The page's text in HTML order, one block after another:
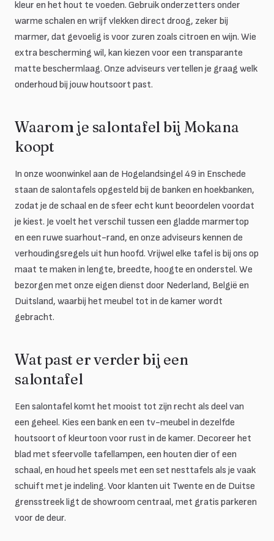
kleur en het hout te voeden. Gebruik onderzetters onder
warme schalen en wrijf vlekken direct droog, zeker bij
marmer, dat gevoelig is voor zuren zoals citroen en wijn. Wie
extra bescherming wil, kan kiezen voor een transparante
matte beschermlaag. Onze adviseurs vertellen je graag welk
onderhoud bij jouw houtsoort past.
Waarom je salontafel bij Mokana
koopt
In onze woonwinkel aan de Hogelandsingel 49 in Enschede
staan de salontafels opgesteld bij de banken en hoekbanken,
zodat je de schaal en de sfeer echt kunt beoordelen voordat
je kiest. Je voelt het verschil tussen een gladde marmertop
en een ruwe suarhout-rand, en onze adviseurs kennen de
verhoudingsregels uit hun hoofd. Vrijwel elke tafel is bij ons op
maat te maken in lengte, breedte, hoogte en onderstel. We
bezorgen met onze eigen dienst door Nederland, België en
Duitsland, waarbij het meubel tot in de kamer wordt
gebracht.
Wat past er verder bij een
salontafel
Een salontafel komt het mooist tot zijn recht als deel van
een geheel. Kies een bank en een tv-meubel in dezelfde
houtsoort of kleurtoon voor rust in de kamer. Decoreer het
blad met sfeervolle tafellampen, een houten dier of een
schaal, en houd het speels met een set nesttafels als je vaak
schuift met je indeling. Voor klanten uit Twente en de Duitse
grensstreek ligt de showroom centraal, met gratis parkeren
voor de deur.